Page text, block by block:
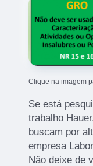
Clique na imagem
Se está
trabalho
buscam por
empresa
Não deixe de